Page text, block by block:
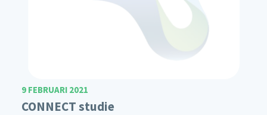
9 FEBRUARI 2021
CONNECT studie